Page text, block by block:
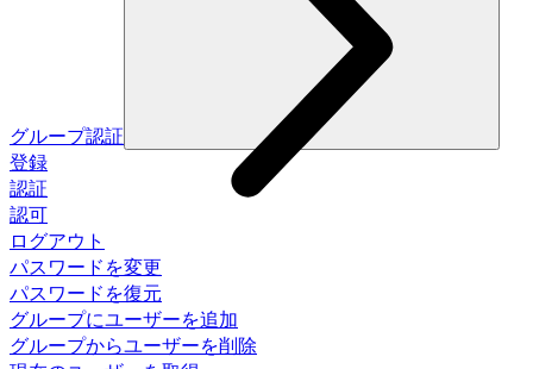
グループ認証
登録
認証
認可
ログアウト
パスワードを変更
パスワードを復元
グループにユーザーを追加
グループからユーザーを削除